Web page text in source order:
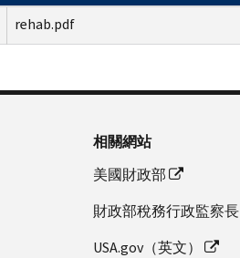
rehab.pdf
相關網站
美國財政部
財政部稅務行政監察長
USA.gov（英文）